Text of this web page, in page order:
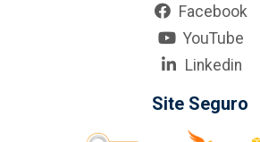
Facebook
YouTube
Linkedin
Site Seguro